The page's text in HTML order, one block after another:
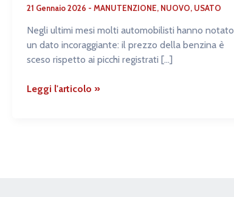
21 Gennaio 2026 - MANUTENZIONE, NUOVO, USATO
Negli ultimi mesi molti automobilisti hanno notato
un dato incoraggiante: il prezzo della benzina è
sceso rispetto ai picchi registrati […]
Leggi l'articolo »